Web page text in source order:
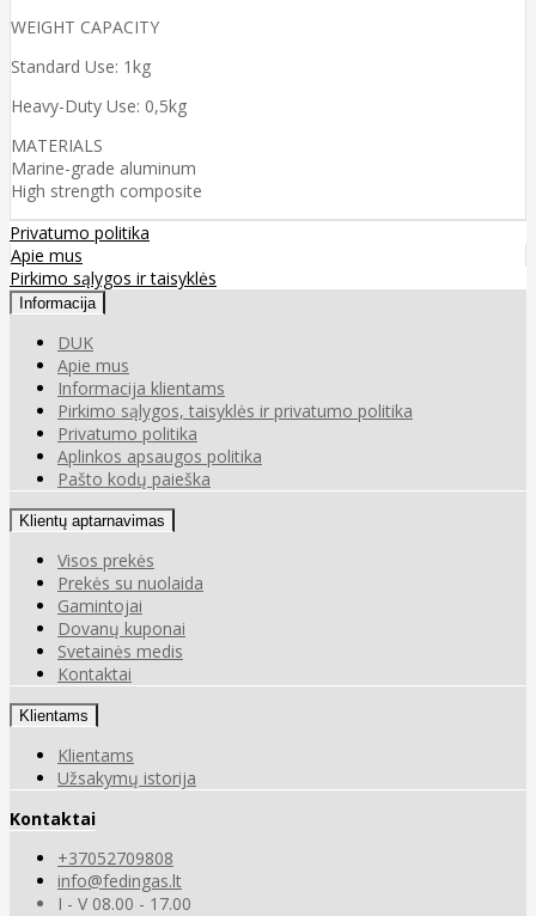
WEIGHT CAPACITY
Standard Use: 1kg
Heavy-Duty Use: 0,5kg
MATERIALS
Marine-grade aluminum
High strength composite
Privatumo politika
Apie mus
Pirkimo sąlygos ir taisyklės
Informacija
DUK
Apie mus
Informacija klientams
Pirkimo sąlygos, taisyklės ir privatumo politika
Privatumo politika
Aplinkos apsaugos politika
Pašto kodų paieška
Klientų aptarnavimas
Visos prekės
Prekės su nuolaida
Gamintojai
Dovanų kuponai
Svetainės medis
Kontaktai
Klientams
Klientams
Užsakymų istorija
Kontaktai
+37052709808
info@fedingas.lt
I - V 08.00 - 17.00